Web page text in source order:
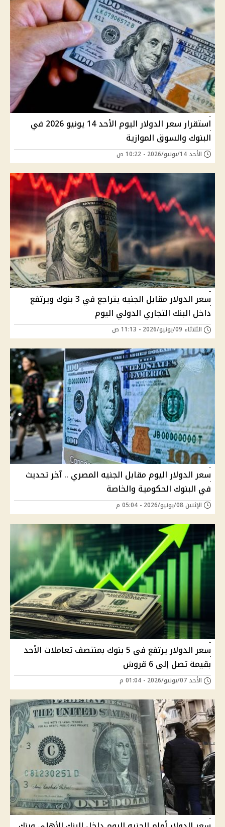
استقرار سعر الدولار اليوم الأحد 14 يونيو 2026 في
البنوك والسوق الموازية
الأحد 14/يونيو/2026 - 10:22 ص
سعر الدولار مقابل الجنيه يتراجع في 3 بنوك ويرتفع
داخل البنك التجاري الدولي اليوم
الثلاثاء 09/يونيو/2026 - 11:13 ص
سعر الدولار اليوم مقابل الجنيه المصري .. آخر تحديث
في البنوك الحكومية والخاصة
الإثنين 08/يونيو/2026 - 05:04 م
سعر الدولار يرتفع في 5 بنوك بمنتصف تعاملات الأحد
بقيمة تصل إلى 6 قروش
الأحد 07/يونيو/2026 - 01:04 م